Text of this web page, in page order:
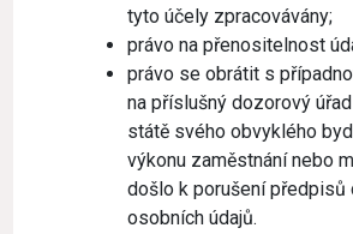
tyto účely zpracovávány;
právo na přenositelnost
právo se obrátit s
na příslušný dozorový
státě svého obvyklého
výkonu zaměstnání nebo
došlo k porušení předpisů
osobních údajů.